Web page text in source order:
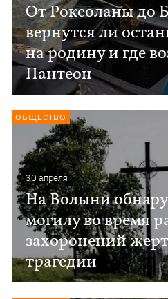
От Роксоланы до
вернутся ли
на родину и где
Пантеон
30 апреля
На Волыни
могилу во время
захоронений
трагедии
ОБЩЕСТВО